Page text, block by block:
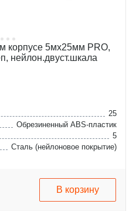
корпусе 5мх25мм PRO,
нейлон.двуст.шкала
25
Обрезиненный ABS-пластик
5
Сталь (нейлоновое покрытие)
В корзину